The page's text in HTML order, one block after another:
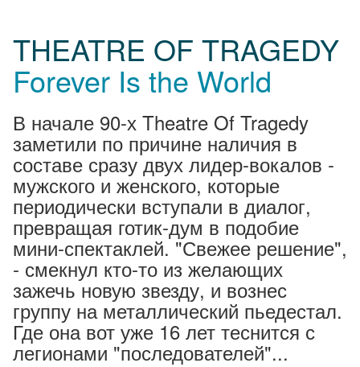
THEATRE OF TRAGEDY
Forever Is the World
В начале 90-х Theatre Of Tragedy
заметили по причине наличия в
составе сразу двух лидер-вокалов -
мужского и женского, которые
периодически вступали в диалог,
превращая готик-дум в подобие
мини-спектаклей. "Свежее решение",
- смекнул кто-то из желающих
зажечь новую звезду, и вознес
группу на металлический пьедестал.
Где она вот уже 16 лет теснится с
легионами "последователей"...